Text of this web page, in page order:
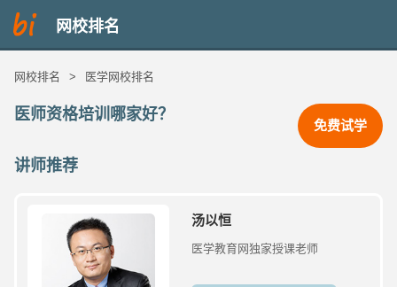
网校排名
网校排名 > 医学网校排名
医师资格培训哪家好？
免费试学
讲师推荐
汤以恒
医学教育网独家授课老师